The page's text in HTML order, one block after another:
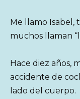
Me llamo Isabel,
muchos llaman
Hace diez años,
accidente de
lado del cuerpo.